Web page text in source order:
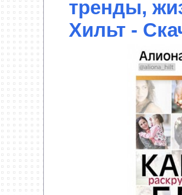
тренды,
Хильт -